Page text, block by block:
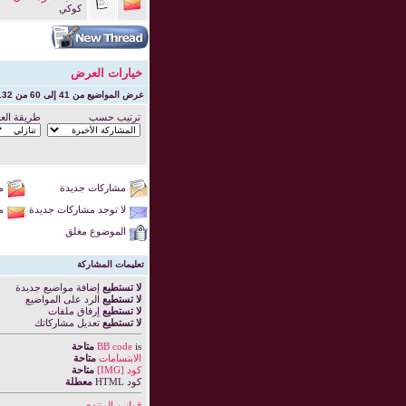
كوكي
خيارات العرض
عرض المواضيع من 41 إلى 60 من 132
ترتيب حسب طريقة
مشاركات جديدة
لا توجد مشاركات جديدة
الموضوع مغلق
تعليمات المشاركة
لا تستطيع إضافة مواضيع جديدة
لا تستطيع الرد على المواضيع
لا تستطيع إرفاق ملفات
لا تستطيع تعديل مشاركاتك
BB codeis
متاحة
الابتسامات متاحة
كود [IMG]
متاحة
كود HTML
معطلة